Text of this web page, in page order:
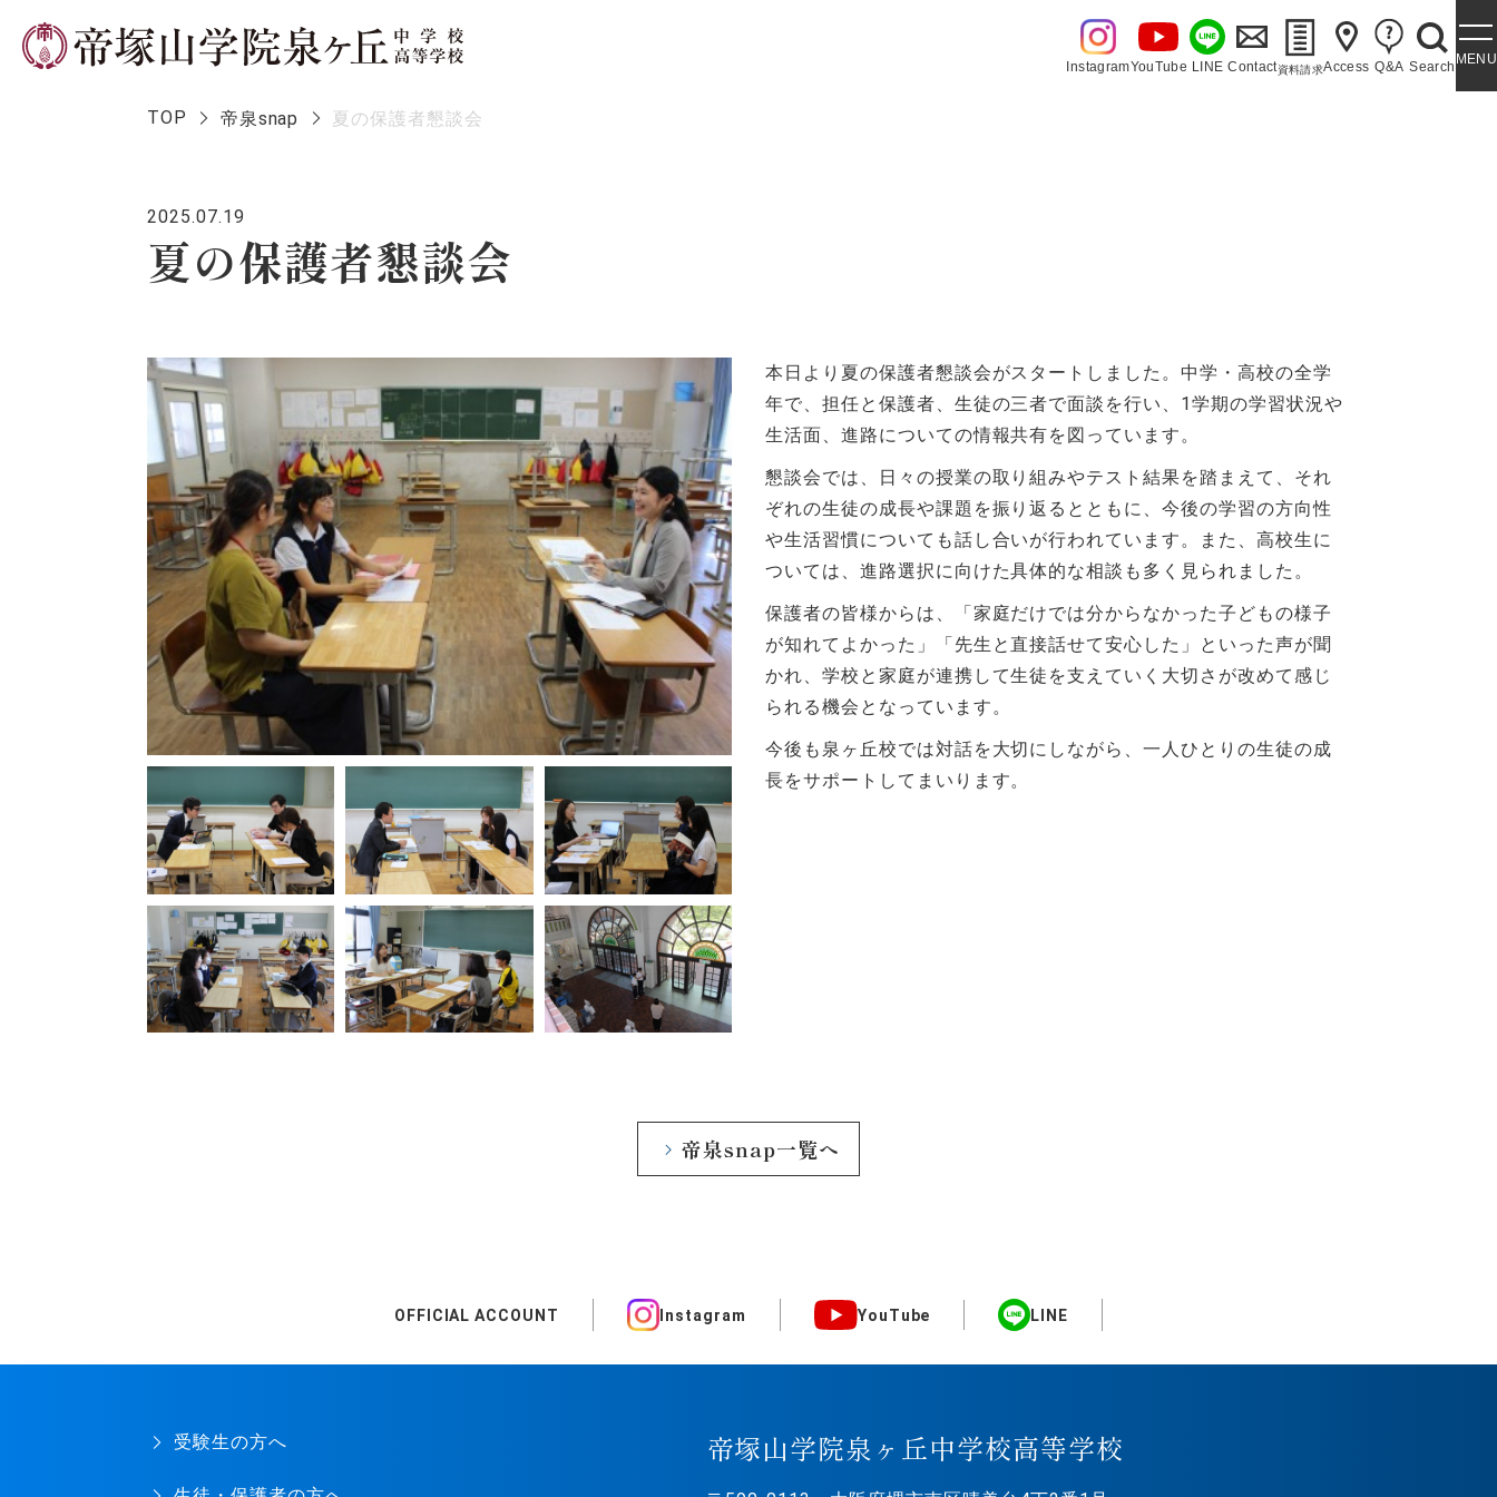
InstagramYouTube LINE Contact資料請求Access Q&A SearchMENU
学校長メッセージ
TOP 帝泉snap 夏の保護者懇談会
2025.07.19
夏の保護者懇談会
本日より夏の保護者懇談会がスタートしました。中学・高校の全学
年で、担任と保護者、生徒の三者で面談を行い、1学期の学習状況や
生活面、進路についての情報共有を図っています。
懇談会では、日々の授業の取り組みやテスト結果を踏まえて、それ
ぞれの生徒の成長や課題を振り返るとともに、今後の学習の方向性
や生活習慣についても話し合いが行われています。また、高校生に
ついては、進路選択に向けた具体的な相談も多く見られました。
保護者の皆様からは、「家庭だけでは分からなかった子どもの様子
が知れてよかった」「先生と直接話せて安心した」といった声が聞
かれ、学校と家庭が連携して生徒を支えていく大切さが改めて感じ
られる機会となっています。
今後も泉ヶ丘校では対話を大切にしながら、一人ひとりの生徒の成
長をサポートしてまいります。
帝泉snap一覧へ
OFFICIAL ACCOUNT Instagram YouTube LINE
受験生の方へ 帝塚山学院泉ヶ丘中学校高等学校